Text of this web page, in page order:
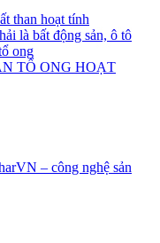
than hoạt tính
là bất động sản, ô tô
ong
TỔ ONG HOẠT
– công nghệ sản